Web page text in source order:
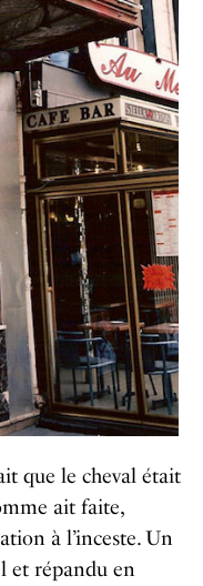
que le cheval était
ait faite,
à l’inceste. Un
et répandu en